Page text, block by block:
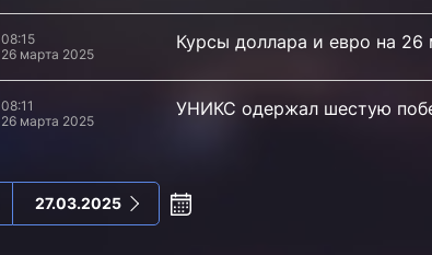
08:15
26 марта 2025
Курсы доллара и евро на 26
08:11
26 марта 2025
УНИКС одержал шестую
27.03.2025